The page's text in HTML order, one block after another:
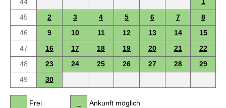
45
2 3 4 5 6 7
8
46
9 10 11 12 13 14
15
47
16 17 18 19 20 21
22
48
23 24 25 26 27 28
29
49
30
Frei Ankunft möglich